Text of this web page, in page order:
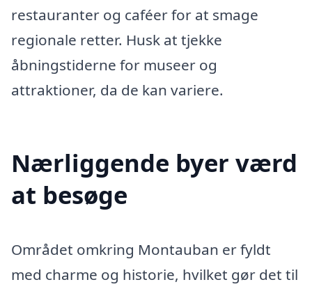
restauranter og caféer for at smage
regionale retter. Husk at tjekke
åbningstiderne for museer og
attraktioner, da de kan variere.
Nærliggende byer værd
at besøge
Området omkring Montauban er fyldt
med charme og historie, hvilket gør det til